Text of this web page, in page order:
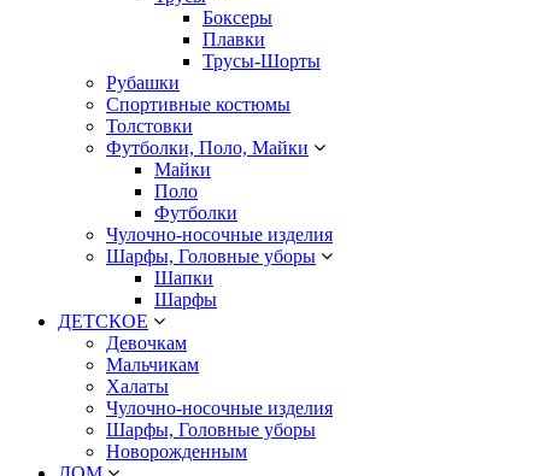
Боксеры
Плавки
Трусы-Шорты
Рубашки
Спортивные костюмы
Толстовки
Футболки, Поло, Майки
Майки
Поло
Футболки
Чулочно-носочные изделия
Шарфы, Головные уборы
Шапки
Шарфы
ДЕТСКОЕ
Девочкам
Мальчикам
Халаты
Чулочно-носочные изделия
Шарфы, Головные уборы
Новорожденным